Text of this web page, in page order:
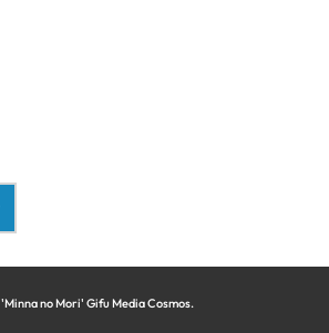
'Minna no Mori' Gifu Media Cosmos.